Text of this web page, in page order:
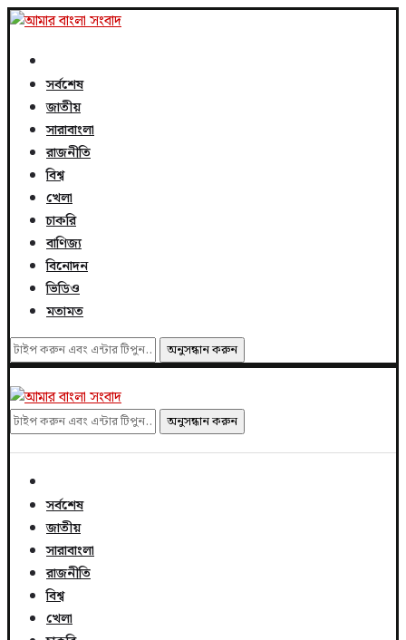
সর্বশেষ
জাতীয়
সারাবাংলা
রাজনীতি
বিশ্ব
খেলা
চাকরি
বাণিজ্য
বিনোদন
ভিডিও
মতামত
অনুসন্ধান করুন
অনুসন্ধান করুন
সর্বশেষ
জাতীয়
সারাবাংলা
রাজনীতি
বিশ্ব
খেলা